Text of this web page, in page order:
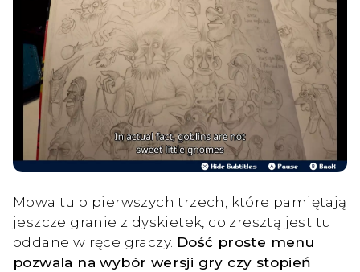
Mowa tu o pierwszych trzech, które pamiętają
jeszcze granie z dyskietek, co zresztą jest tu
oddane w ręce graczy. Dość proste menu
pozwala na wybór wersji gry czy stopień